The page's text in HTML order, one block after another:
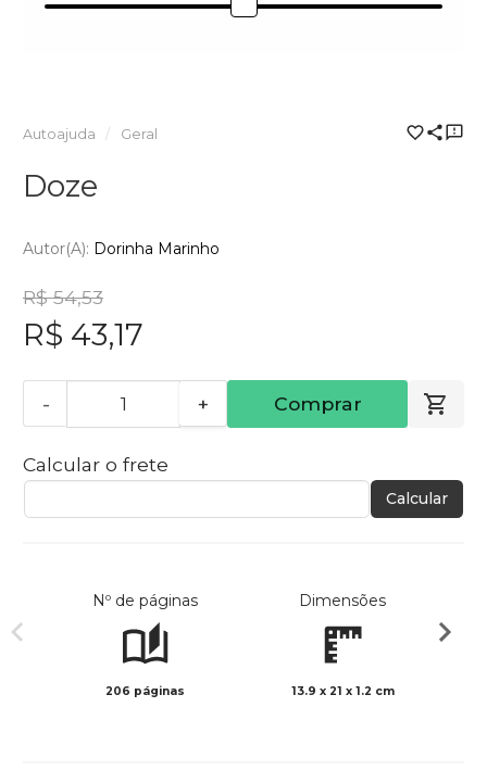
Autoajuda Geral
Doze
Autor(a): Dorinha Marinho
R$ 54,53
R$ 43,17
- + Comprar
Calcular o frete
Calcular
Nº de páginas
206 páginas
Dimensões
13.9 x 21 x 1.2 cm